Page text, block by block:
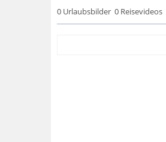
0 Urlaubsbilder 0 Reisevideos